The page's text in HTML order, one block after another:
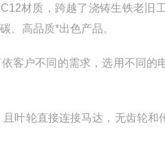
材质，跨越了浇铸生铁老旧
、高品质*出色产品。
客户不同的需求，选用不同
叶轮直接连接马达，无齿轮